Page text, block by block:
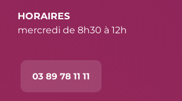
HORAIRES
mercredi de 8h30 à 12h
03 89 78 11 11